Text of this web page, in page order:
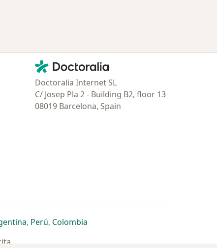
Contacto
Doctoralia - Página de inicio
Doctoralia Internet SL
C/ Josep Pla 2 - Building B2, floor 13
08019 Barcelona, Spain
pestaña
nueva pestaña
en una nueva pestaña
se abre en una nueva pestaña
, Perúse abre en una nueva pestaña
, Colombiase abre en una nueva pestaña